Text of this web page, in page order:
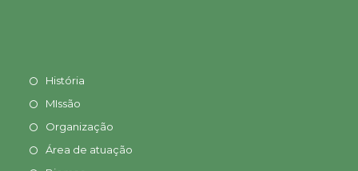
História
MIssão
Organização
Área de atuação